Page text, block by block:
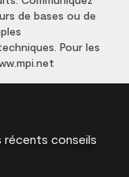
de bases ou de
Pour les
récents conseils